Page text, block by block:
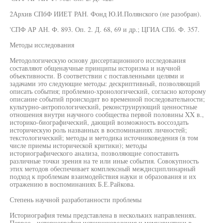
2Архив СПбФ ИИЕТ РАН. Фонд Ю.И.Полянского (не разобран).
'СПФ АР АН. Ф. 893. Оп. 2. Д. 68, 69 и др.; ЦГИА СПб. Ф. 357.
Методы исследования
Методологическую основу диссертационного исследования
составляют общенаучные принципы историзма и научной
объективности. В соответствии с поставленными целями и
задачами это следующие методы: дескриптивный, позволяющий
описать события; проблемно-хронологический, согласно которому
описание событий происходит во временной последовательности;
культурно-антропологический, реконструирующий ценностные
отношения внутри научного сообщества первой половины XX в.,
историко-биографический, дающий возможность воссоздать
историческую роль названных в воспоминаниях личностей;
текстологический; методы и методика источниковедения (в том
числе приемы исторической критики); методы
историографического анализа, позволяющие сопоставить
различные точки зрения на те или иные события. Совокупность
этих методов обеспечивает комплексный междисциплинарный
подход к проблемам взаимодействия науки и образования и их
отражению в воспоминаниях Б.Е.Райкова.
Степень научной разработанности проблемы
Историография темы представлена в нескольких направлениях.